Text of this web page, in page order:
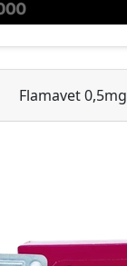
Flamavet 0,5mg